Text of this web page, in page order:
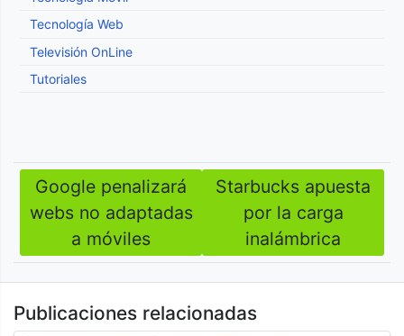
Tecnología Web
Televisión OnLine
Tutoriales
Navegación
entradas
Google penalizará
webs no adaptadas
a móviles
Starbucks apuesta
por la carga
inalámbrica
Publicaciones relacionadas